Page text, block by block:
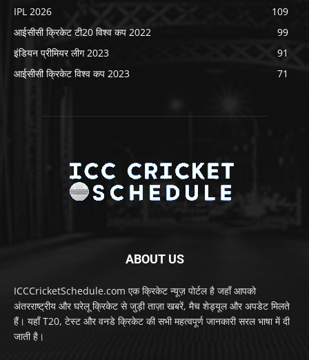
IPL 2026
109
आईसीसी क्रिकेट टी20 विश्व कप 2022
99
इंडियन प्रीमियर लीग 2023
91
आईसीसी क्रिकेट विश्व कप 2023
71
ABOUT US
ICCCricketSchedule.com एक क्रिकेट न्यूज़ पोर्टल है जहाँ आपको
अंतरराष्ट्रीय और घरेलू क्रिकेट से जुड़ी ताज़ा खबरें, मैच शेड्यूल और अपडेट मिलते
हैं। यहाँ T20, टेस्ट और वनडे क्रिकेट की सभी महत्वपूर्ण जानकारी सरल भाषा में दी
जाती है।